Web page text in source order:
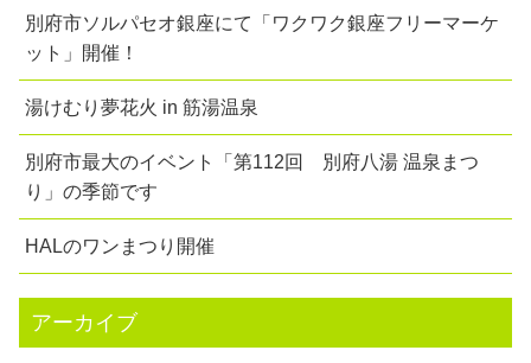
別府市ソルパセオ銀座にて「ワクワク銀座フリーマーケ
ット」開催！
湯けむり夢花火 in 筋湯温泉
別府市最大のイベント「第112回 別府八湯 温泉まつ
り」の季節です
HALのワンまつり開催
アーカイブ